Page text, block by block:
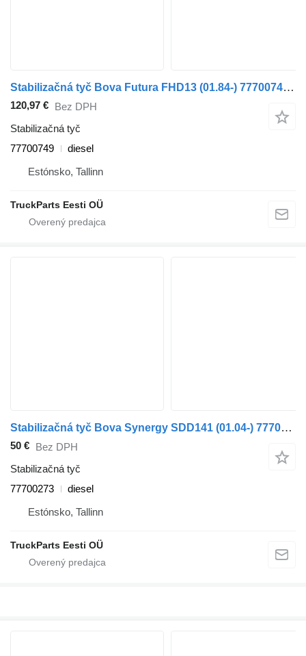
Stabilizačná tyč Bova Futura FHD13 (01.84-) 77700749 na autobusa Bova Futura FHD, FLD (1982-)
120,97 € Bez DPH
Stabilizačná tyč
77700749
diesel
Estónsko, Tallinn
TruckParts Eesti OÜ
Stabilizačná tyč Bova Synergy SDD141 (01.04-) 77700273 na autobusa Bova Synergy, Lexio (2004-)
50 € Bez DPH
Stabilizačná tyč
77700273
diesel
Estónsko, Tallinn
TruckParts Eesti OÜ